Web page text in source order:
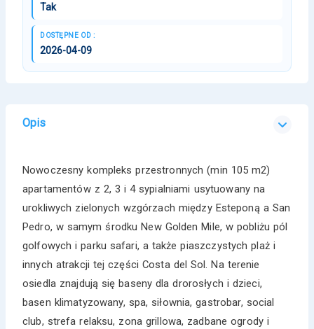
Tak
DOSTĘPNE OD :
2026-04-09
Opis
Nowoczesny kompleks przestronnych (min 105 m2)
apartamentów z 2, 3 i 4 sypialniami usytuowany na
urokliwych zielonych wzgórzach między Esteponą a San
Pedro, w samym środku New Golden Mile, w pobliżu pól
golfowych i parku safari, a także piaszczystych plaż i
innych atrakcji tej części Costa del Sol. Na terenie
osiedla znajdują się baseny dla drorosłych i dzieci,
basen klimatyzowany, spa, siłownia, gastrobar, social
club, strefa relaksu, zona grillowa, zadbane ogrody i